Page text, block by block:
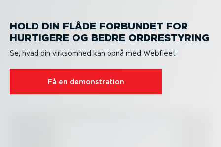
HOLD DIN FLÅDE FORBUNDET FOR
HURTIGERE OG BEDRE ORDRE­STYRING
Se, hvad din virksomhed kan opnå med Webfleet
Få en demon­stration